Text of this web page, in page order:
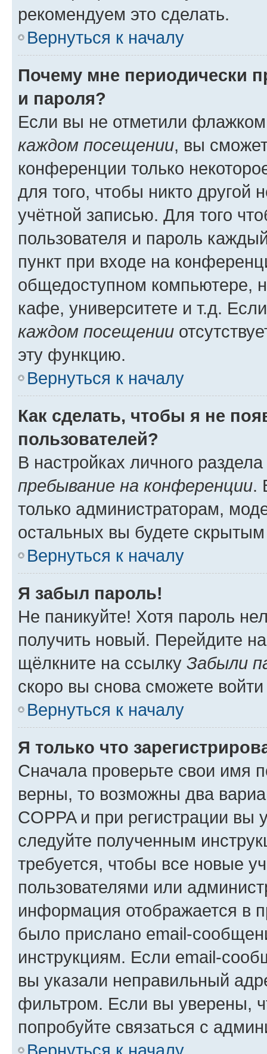
рекомендуем это сделать.
Вернуться к началу
Почему мне периодически
и пароля?
Если вы не отметили
каждом посещении, вы
конференции только
для того, чтобы никто другой
учётной записью. Для того
пользователя и пароль
пункт при входе на
общедоступном компьютере,
кафе, университете и т.д.
каждом посещении
эту функцию.
Вернуться к началу
Как сделать, чтобы я не
пользователей?
В настройках личного
пребывание на конференции.
только администраторам,
остальных вы будете
Вернуться к началу
Я забыл пароль!
Не паникуйте! Хотя пароль
получить новый. Перейдите
щёлкните на ссылку Забыли
скоро вы снова сможете
Вернуться к началу
Я только что
Сначала проверьте свои имя
верны, то возможны два
COPPA и при регистрации вы
следуйте полученным
требуется, чтобы все новые
пользователями или
информация отображается в
было прислано email-
инструкциям. Если email-
вы указали неправильный
фильтром. Если вы уверены,
попробуйте связаться с
Вернуться к началу